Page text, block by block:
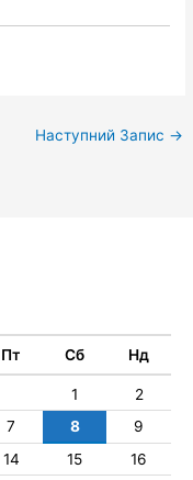
Наступний Запис →
Пт Сб Нд
1
2
7 8
9
14 15
16